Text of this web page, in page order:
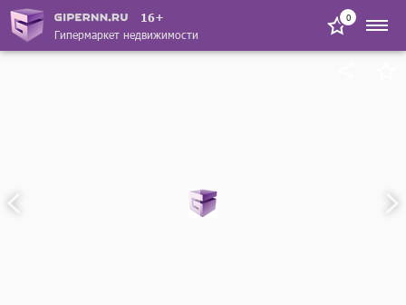
16+
Гипермаркет недвижимости
0